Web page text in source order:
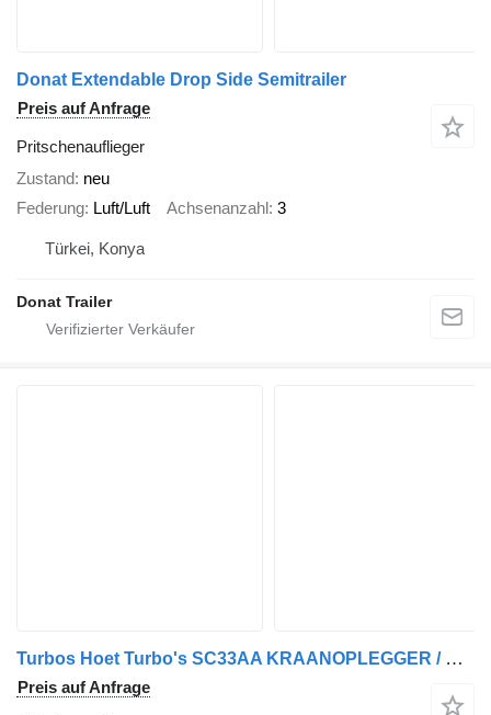
Donat Extendable Drop Side Semitrailer
Preis auf Anfrage
Pritschenauflieger
Zustand neu
Federung Luft/Luft Achsenanzahl 3
Türkei, Konya
Donat Trailer
Turbos Hoet Turbo's SC33AA KRAANOPLEGGER / STENEN TRAILER / AUFLIEGER fur RO
Preis auf Anfrage